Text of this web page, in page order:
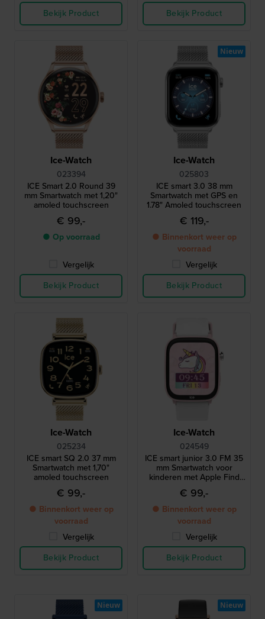
Bekijk Product Bekijk Product
Ice-Watch
023394
ICE Smart 2.0 Round 39
mm Smartwatch met 1,20"
amoled touchscreen
€ 99,-
● Op voorraad
Vergelijk
Bekijk Product
Ice-Watch
025803
ICE smart 3.0 38 mm
Smartwatch met GPS en
1.78" Amoled touchscreen
€ 119,-
● Binnenkort weer op
voorraad
Vergelijk
Bekijk Product
Nieuw
Ice-Watch
025234
ICE smart SQ 2.0 37 mm
Smartwatch met 1,70"
amoled touchscreen
€ 99,-
● Binnenkort weer op
voorraad
Vergelijk
Bekijk Product
Ice-Watch
024549
ICE smart junior 3.0 FM 35
mm Smartwatch voor
kinderen met Apple Find
My geolocatie-functionaliteit
€ 99,-
● Binnenkort weer op
voorraad
Vergelijk
Bekijk Product
Nieuw Nieuw